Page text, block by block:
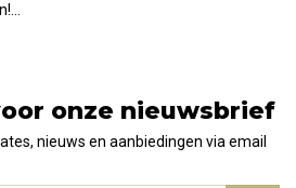
onze nieuwsbrief
nieuws en aanbiedingen via email